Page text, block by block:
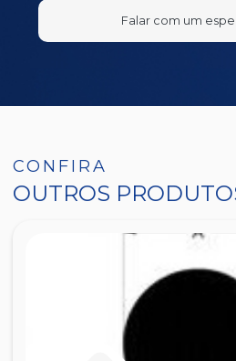
Falar com um
CONFIRA
OUTROS